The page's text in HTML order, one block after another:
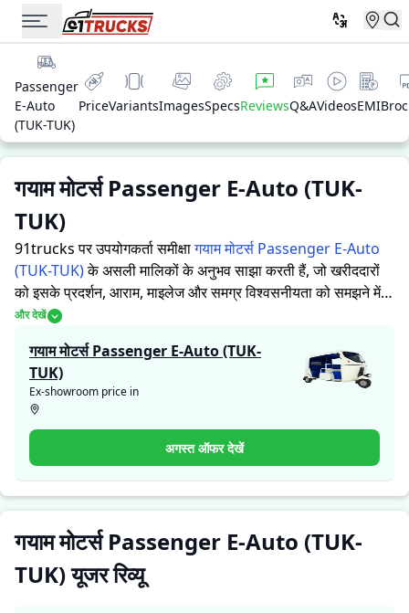
Passenger
E-Auto
(TUK-TUK)
PriceVariantsImagesSpecsReviewsQ&AVideosEMI
गयाम मोटर्स Passenger E-Auto (TUK-
TUK)
91trucks पर उपयोगकर्ता समीक्षागयाम मोटर्स Passenger E-Auto
(TUK-TUK)के असली मालिकों के अनुभव साझा करती हैं, जो खरीददारों
को इसके प्रदर्शन, आराम, माइलेज और समग्र विश्वसनीयता को समझने में
मदद करती हैं।
ऑटो रिक्शा की ताकत और कमजोरियों पर आधारित मूल्यांकन के साथ-साथ,
इस प्लेटफ़ॉर्म पर एक विशेष सेक्शन है जहाँ असली मालिक गयाम मोटर्स
Passenger E-Auto (TUK-TUK) के साथ अपने अनुभव साझा करते
व्यावहारिक जानकारी देते हैं, जिससे भविष्य के खरीदार यह तय कर सकते हैं
कि क्यागयाम मोटर्स Passenger E-Auto (TUK-TUK)उनकी जरूरतों
और देखें
गयाम मोटर्स Passenger E-Auto (TUK-
TUK)
Ex-showroom price in
अगस्त ऑफर देखें
गयाम मोटर्स Passenger E-Auto (TUK-
TUK) यूजर रिव्यू